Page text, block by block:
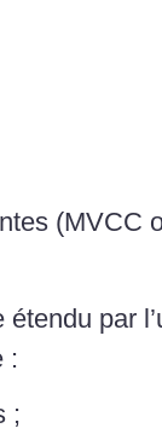
(MVCC
par
:
;